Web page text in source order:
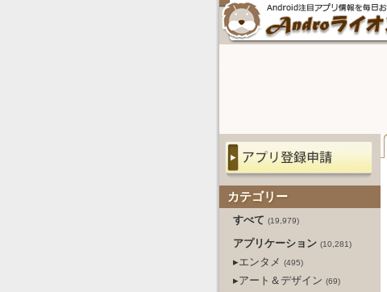
カテゴリー
すべて (19,979)
アプリケーション (10,281)
▸エンタメ (495)
▸アート＆デザイン (69)